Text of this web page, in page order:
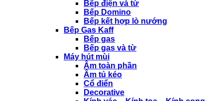
Bếp điện và từ
Bếp Domino
Bếp kết hợp lò nướng
Bếp Gas Kaff
Bếp gas
Bếp gas và từ
Máy hút mùi
Âm toàn phần
Âm tủ kéo
Cổ điển
Decorative